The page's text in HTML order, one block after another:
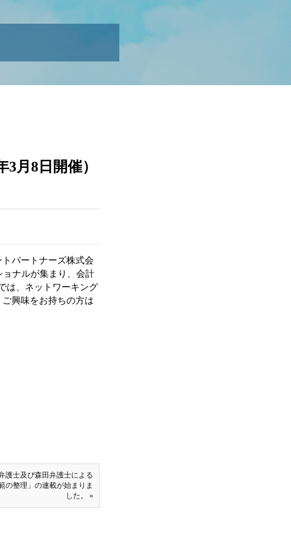
月8日開催）
パートナーズ株式会
ナルが集まり、会計
は、ネットワーキング
興味をお持ちの方は
護士及び森田弁護士による
の整理」の連載が始まりま
した。 »